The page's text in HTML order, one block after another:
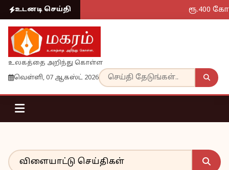
உடனடி செய்தி ரூ.400
உலகத்தை அறிந்து கொள்ள
வெள்ளி, 07 ஆகஸ்ட் 2026